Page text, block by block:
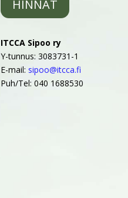
HINNAT
ITCCA Sipoo ry
Y-tunnus: 3083731-1
E-mail: sipoo@itcca.fi
Puh/Tel: 040 1688530